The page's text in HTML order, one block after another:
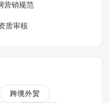
营销规范
质审核
跨境外贸